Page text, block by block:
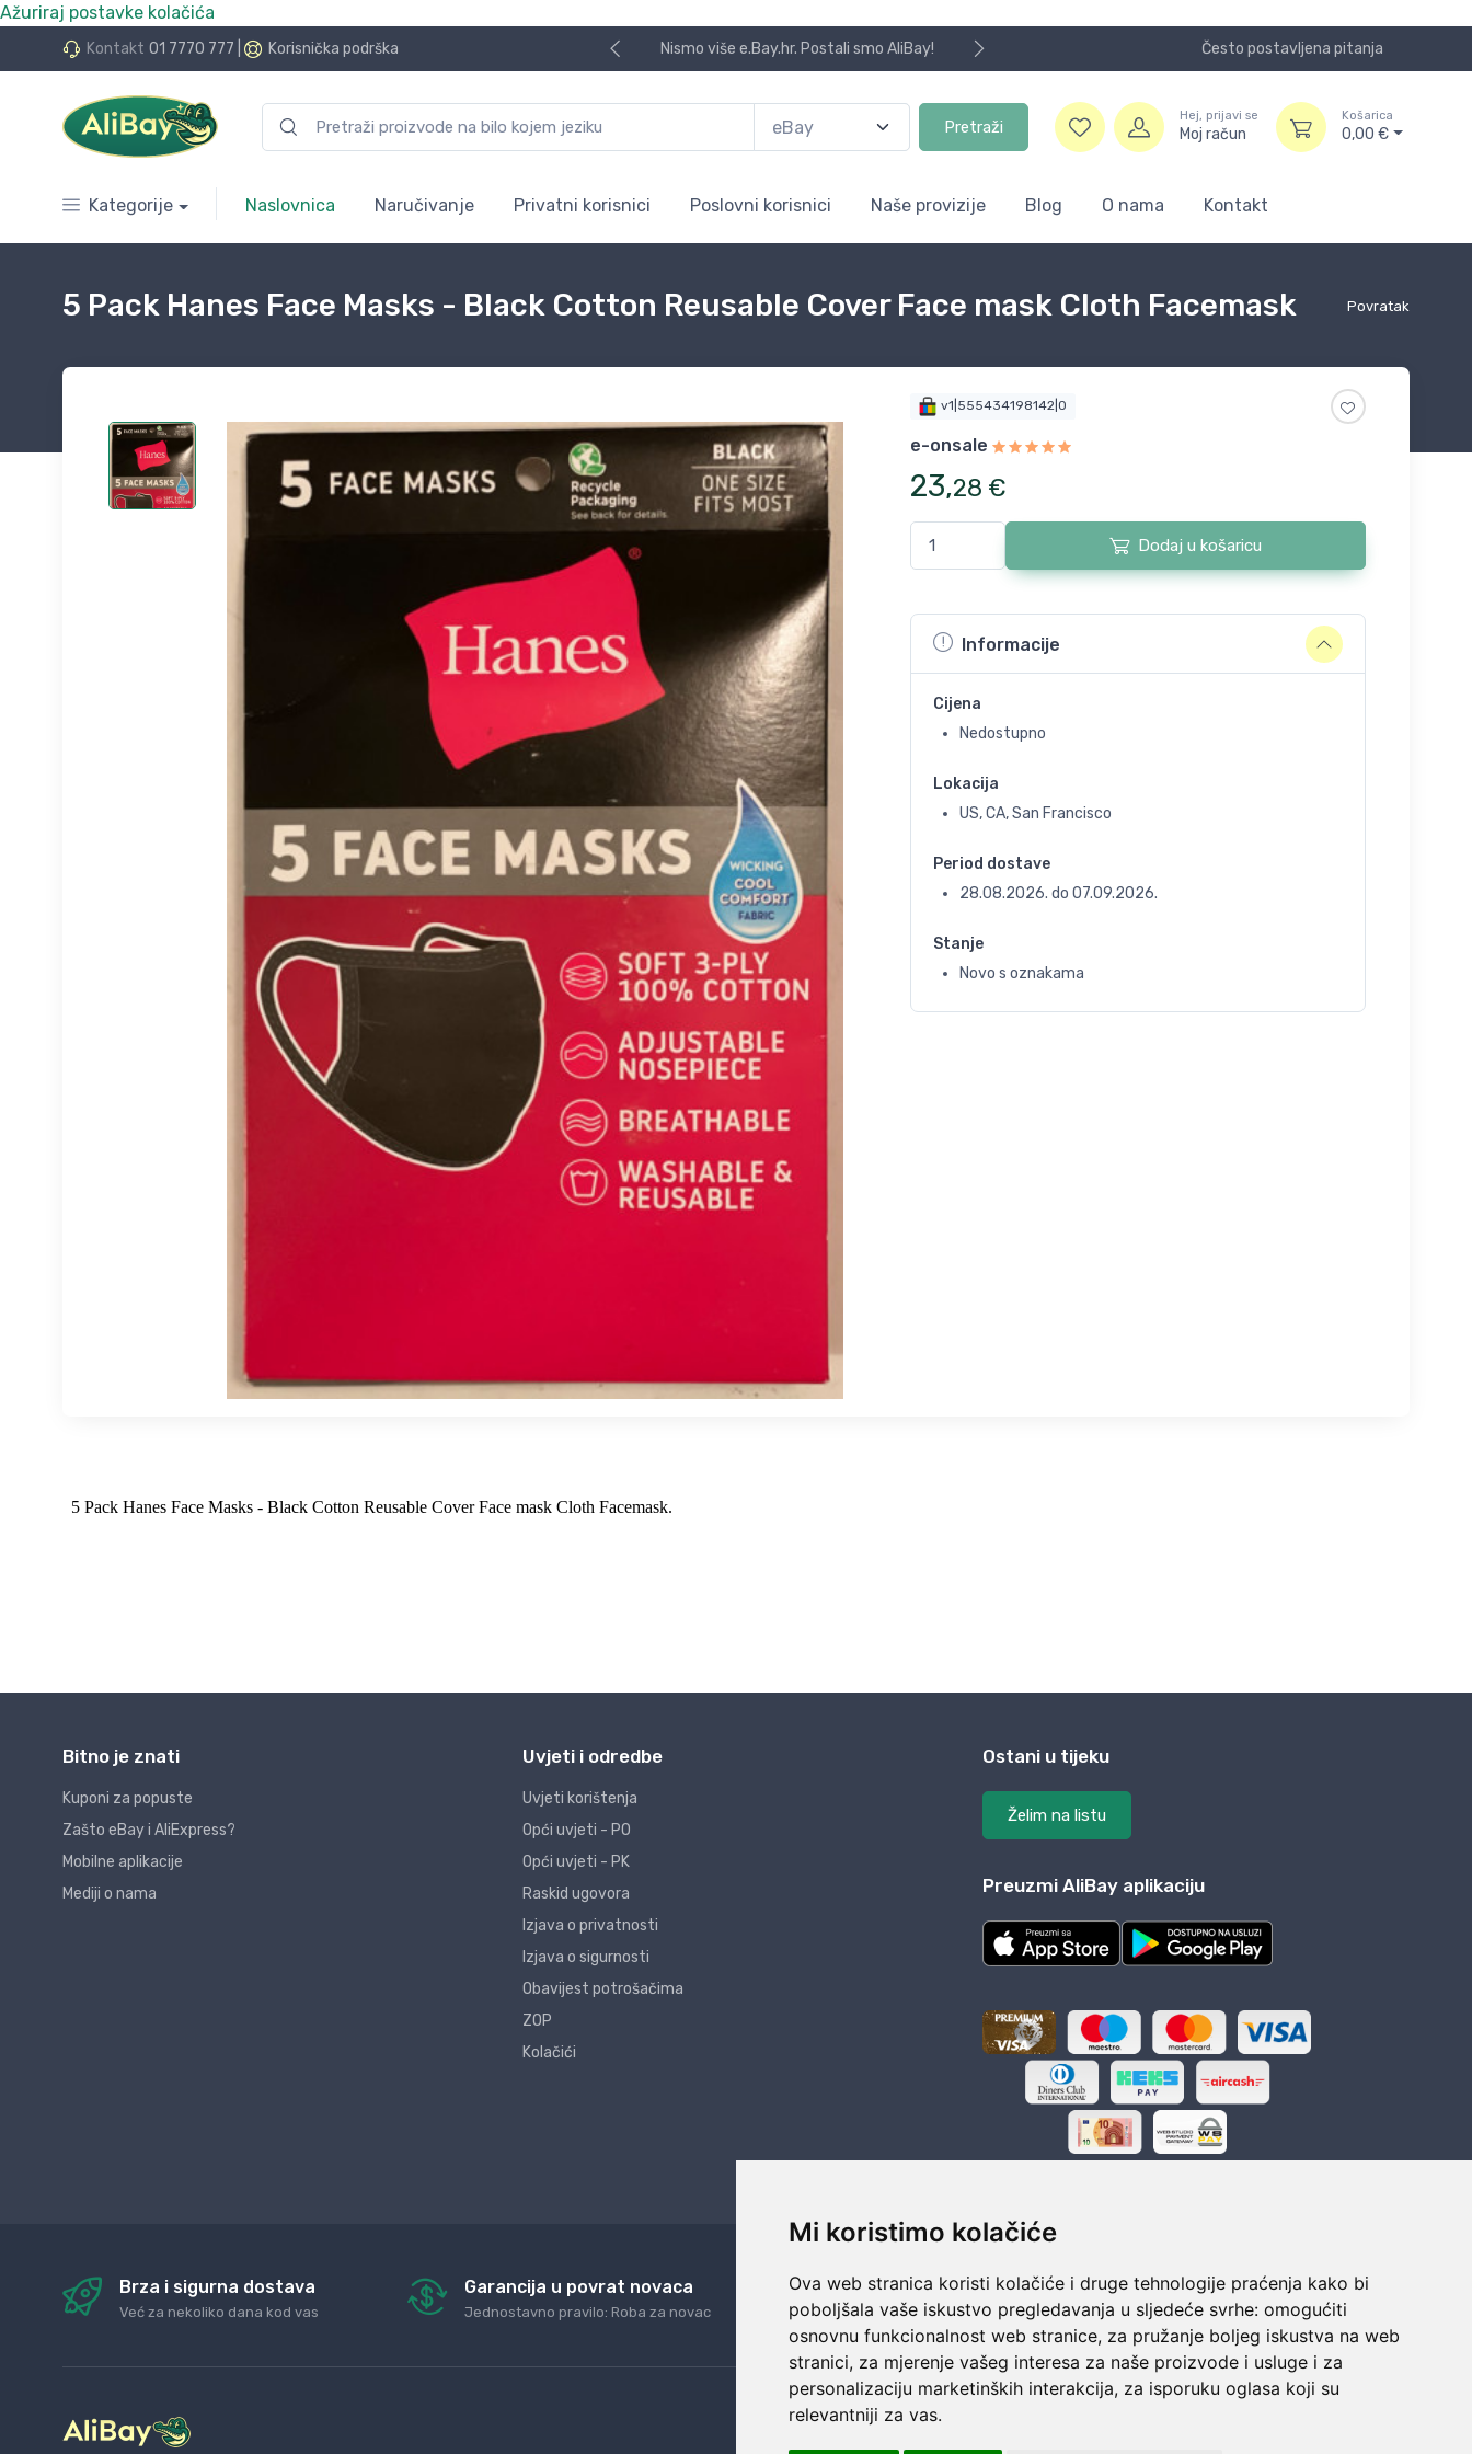
Mi koristimo kolačiće
Ova web stranica koristi kolačiće i druge tehnologije praćenja kako bi
poboljšala vaše iskustvo pregledavanja u sljedeće svrhe: omogućiti
osnovnu funkcionalnost web stranice, za pružanje boljeg iskustva na web
stranici, za mjerenje vašeg interesa za naše proizvode i usluge i za
personalizaciju marketinških interakcija, za isporuku oglasa koji su
relevantniji za vas.
Ažuriraj postavke kolačića
Kontakt 01 7770 777 Korisnička podrška
24 rate bez kamata Nismo više e.Bay.hr. Postali smo AliBay! Često postavljena pitanja
Pretraži
Hej, prijavi se
Moj račun
Košarica
0,00 €
Kategorije Naslovnica Naručivanje Privatni korisnici Poslovni korisnici Naše provizije Blog O nama Kontakt
Povratak
5 Pack Hanes Face Masks - Black Cotton Reusable Cover Face mask Cloth Facemask
v1|555434198142|0
e-onsale
23,28 €
Dodaj u košaricu
Informacije
Cijena
Nedostupno
Lokacija
US, CA, San Francisco
Period dostave
28.08.2026. do 07.09.2026.
Stanje
Novo s oznakama
Bitno je znati
Kuponi za popuste
Zašto eBay i AliExpress?
Mobilne aplikacije
Mediji o nama
Uvjeti i odredbe
Uvjeti korištenja
Opći uvjeti - PO
Opći uvjeti - PK
Raskid ugovora
Izjava o privatnosti
Izjava o sigurnosti
Obavijest potrošačima
ZOP
Kolačići
Ostani u tijeku
Želim na listu
Preuzmi AliBay aplikaciju
Brza i sigurna dostava
Već za nekoliko dana kod vas
Garancija u povrat novaca
Jednostavno pravilo: Roba za novac
24/7 odlična podrška
Naši agenti uvijek na raspolaganju
Sigurno obročno plaćanje
Do 24 rata bez kamata